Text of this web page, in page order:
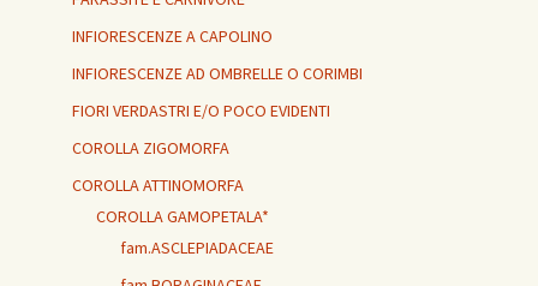
INFIORESCENZE A CAPOLINO
INFIORESCENZE AD OMBRELLE O CORIMBI
FIORI VERDASTRI E/O POCO EVIDENTI
COROLLA ZIGOMORFA
COROLLA ATTINOMORFA
COROLLA GAMOPETALA*
fam.ASCLEPIADACEAE